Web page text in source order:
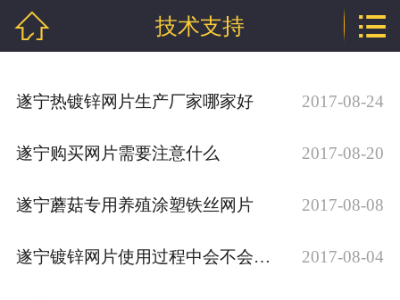
产品中心
新闻中心
技术支持
 技术支持 
遂宁热镀锌网片生产厂家哪家好 2017-08-24
遂宁购买网片需要注意什么 2017-08-20
遂宁蘑菇专用养殖涂塑铁丝网片 2017-08-08
遂宁镀锌网片使用过程中会不会掉锌 2017-08-04